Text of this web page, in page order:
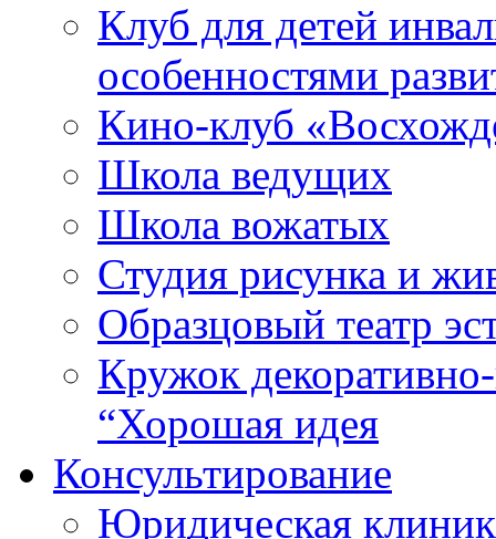
Клуб для детей
особенностями
Кино-клуб
Школа ведущих
Школа вожатых
Студия рисунка и
Образцовый театр
Кружок
“Хорошая идея
Консультирование
Юридическая